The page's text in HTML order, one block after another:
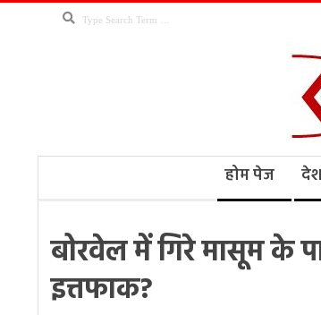
Search
होम पेज
बोरवेल में गिरे मासूम के
इत्तफाक?